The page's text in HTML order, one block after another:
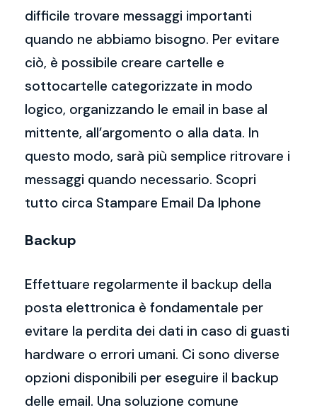
difficile trovare messaggi importanti
quando ne abbiamo bisogno. Per evitare
ciò, è possibile creare cartelle e
sottocartelle categorizzate in modo
logico, organizzando le email in base al
mittente, all’argomento o alla data. In
questo modo, sarà più semplice ritrovare i
messaggi quando necessario. Scopri
tutto circa Stampare Email Da Iphone
Backup
Effettuare regolarmente il backup della
posta elettronica è fondamentale per
evitare la perdita dei dati in caso di guasti
hardware o errori umani. Ci sono diverse
opzioni disponibili per eseguire il backup
delle email. Una soluzione comune